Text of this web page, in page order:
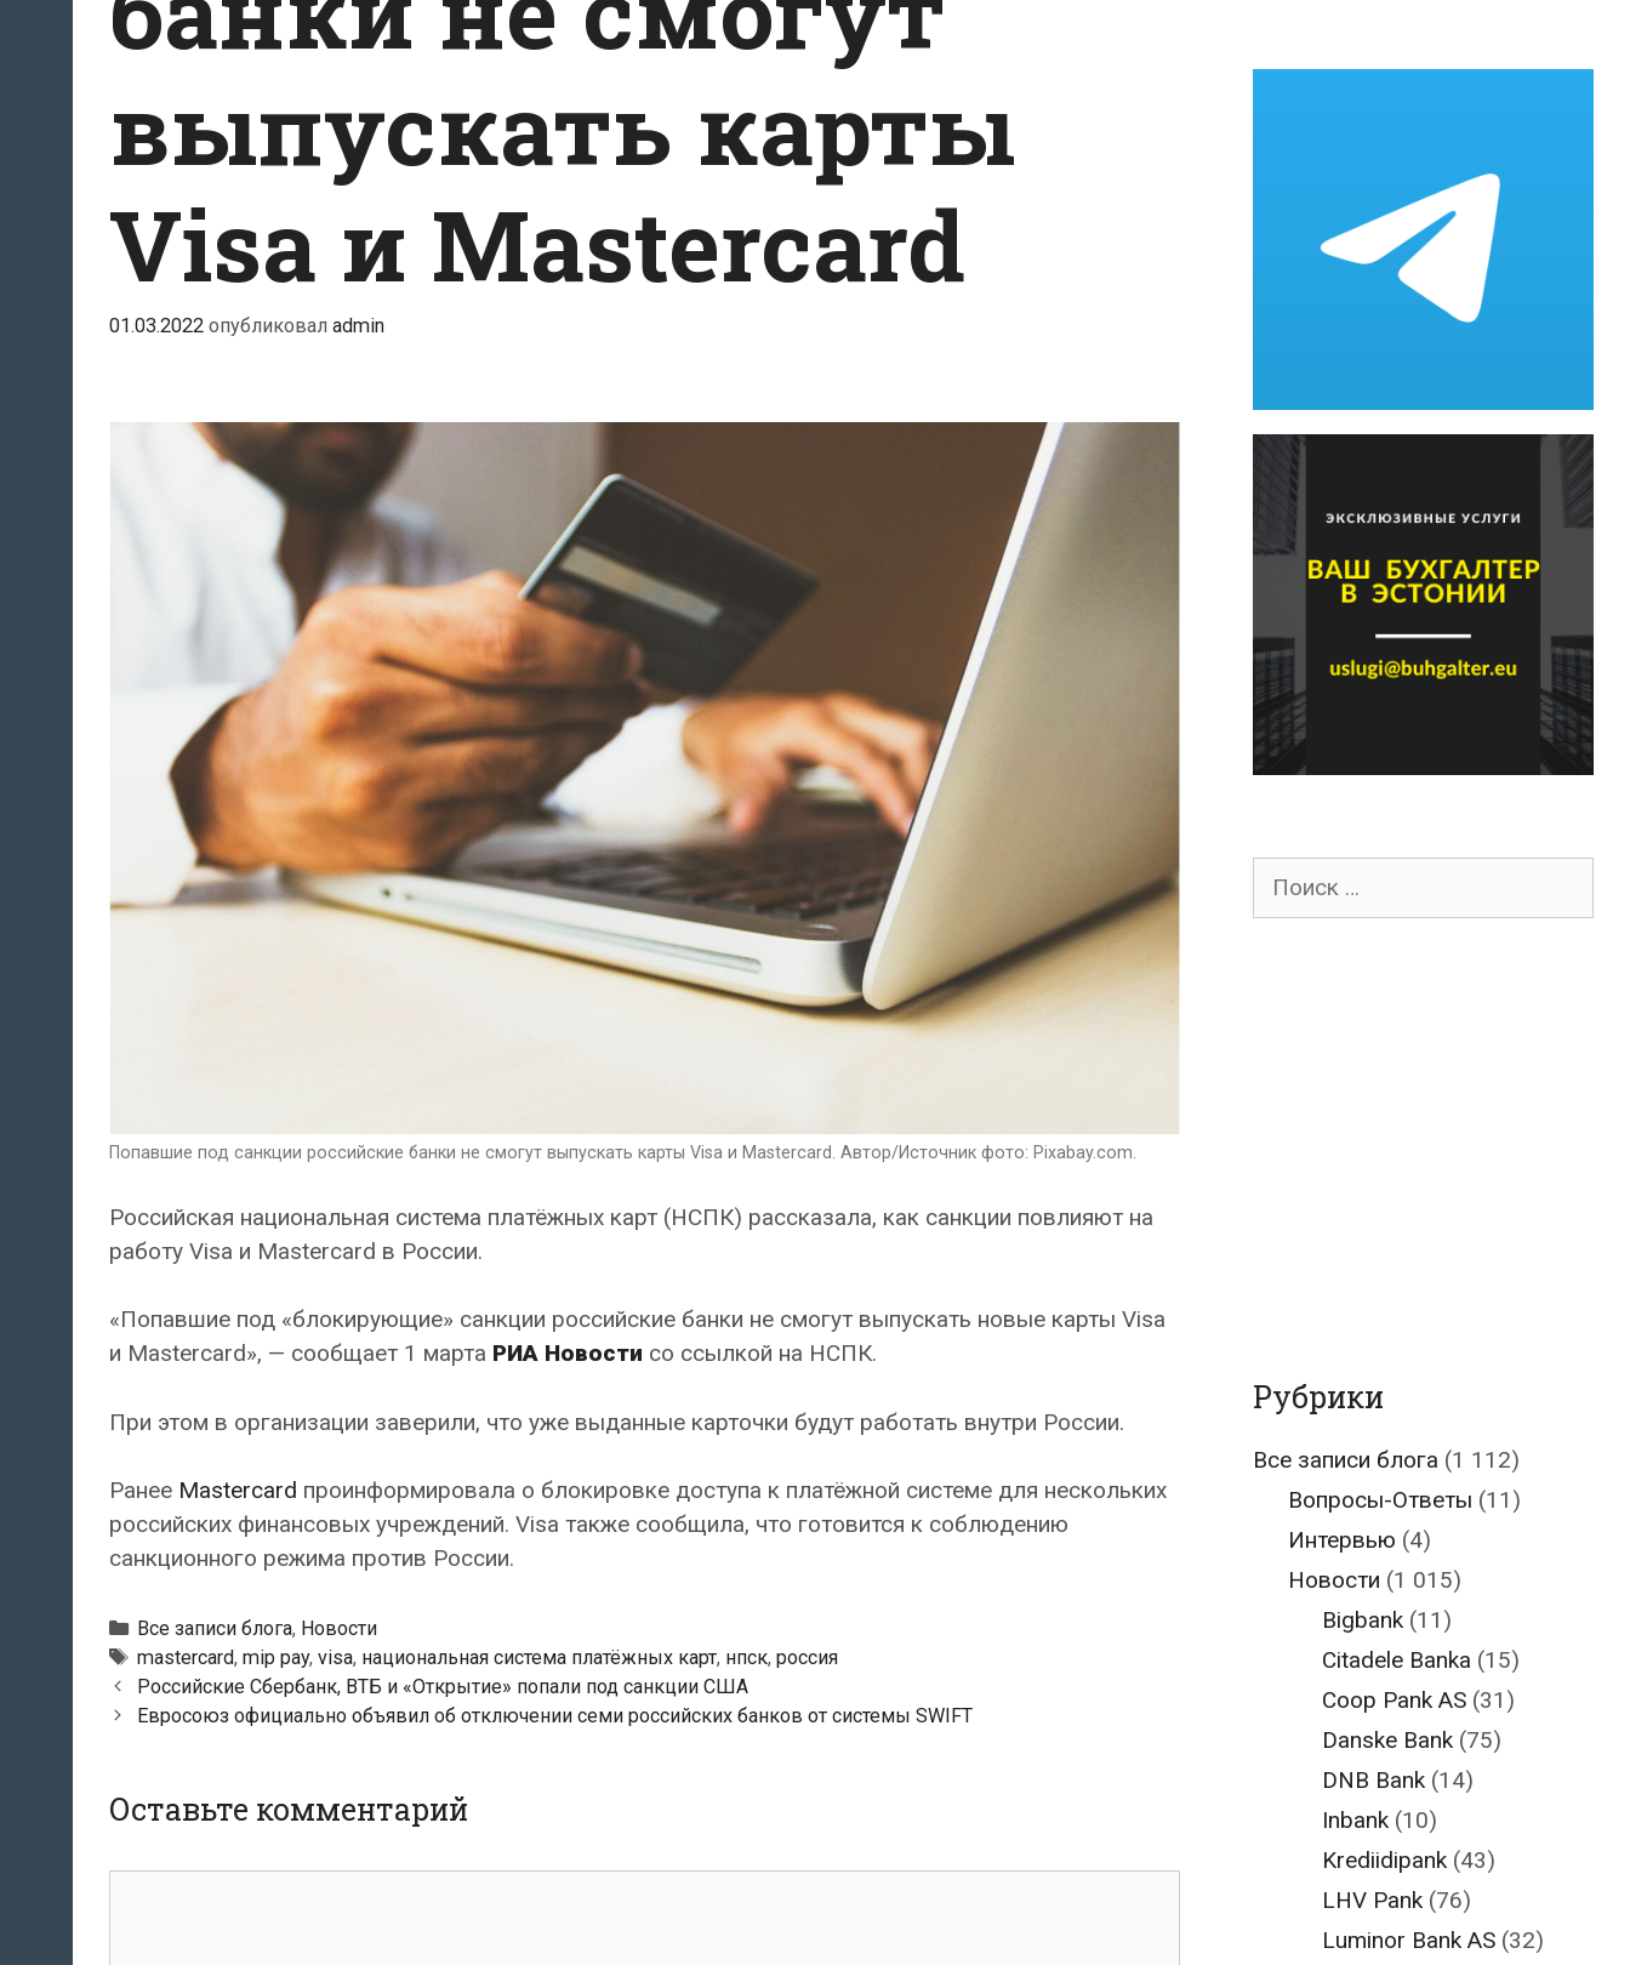
выпускать карты
Visa и Mastercard
01.03.2022 опубликовал admin
Попавшие под санкции российские банки не смогут выпускать карты Visa и Mastercard. Автор/Источник фото: Pixabay.com.
Российская национальная система платёжных карт (НСПК) рассказала, как санкции повлияют на
работу Visa и Mastercard в России.
«Попавшие под «блокирующие» санкции российские банки не смогут выпускать новые карты Visa
и Mastercard», — сообщает 1 марта РИА Новости со ссылкой на НСПК.
При этом в организации заверили, что уже выданные карточки будут работать внутри России.
Ранее Mastercard проинформировала о блокировке доступа к платёжной системе для нескольких
российских финансовых учреждений. Visa также сообщила, что готовится к соблюдению
санкционного режима против России.
Рубрики
Все записи блога, Новости
Тэги
mastercard, mip pay, visa, национальная система платёжных карт, нпск, россия
Навигация
по
Российские Сбербанк, ВТБ и «Открытие» попали под санкции США
Евросоюз официально объявил об отключении семи российских банков от системы SWIFT
Оставьте комментарий
Поиск
Рубрики
Все записи блога (1 112)
Вопросы-Ответы (11)
Интервью (4)
Новости (1 015)
Bigbank (11)
Citadele Banka (15)
Coop Pank AS (31)
Danske Bank (75)
DNB Bank (14)
Inbank (10)
Krediidipank (43)
LHV Pank (76)
Luminor Bank AS (32)